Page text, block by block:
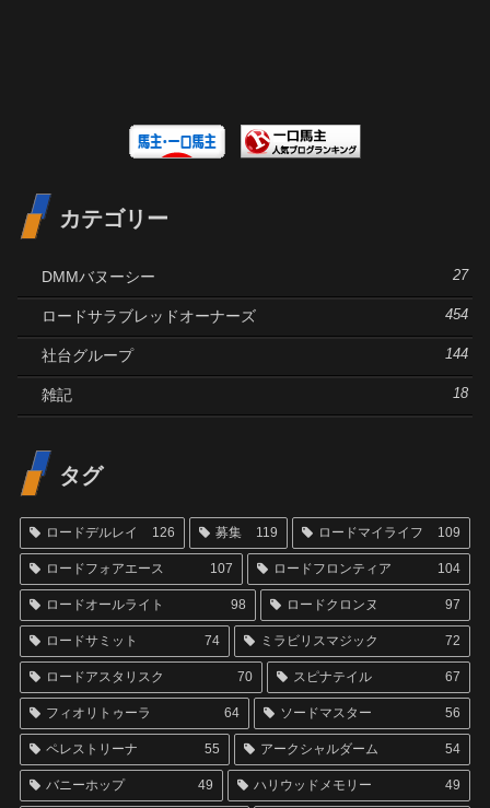
カテゴリー
DMMバヌーシー 27
ロードサラブレッドオーナーズ 454
社台グループ 144
雑記 18
タグ
ロードデルレイ 126 募集 119 ロードマイライフ 109
ロードフォアエース 107 ロードフロンティア 104
ロードオールライト 98 ロードクロンヌ 97
ロードサミット 74 ミラビリスマジック 72
ロードアスタリスク 70 スピナテイル 67
フィオリトゥーラ 64 ソードマスター 56
ペレストリーナ 55 アークシャルダーム 54
バニーホップ 49 ハリウッドメモリー 49